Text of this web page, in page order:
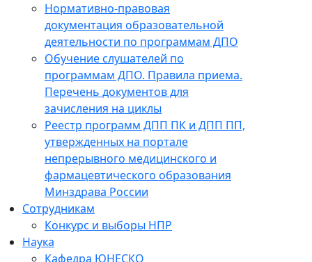
Нормативно-правовая
документация образовательной
деятельности по программам ДПО
Обучение слушателей по
программам ДПО. Правила приема.
Перечень документов для
зачисления на циклы
Реестр программ ДПП ПК и ДПП ПП,
утвержденных на портале
непрерывного медицинского и
фармацевтического образования
Минздрава России
Сотрудникам
Конкурс и выборы НПР
Наука
Кафедра ЮНЕСКО